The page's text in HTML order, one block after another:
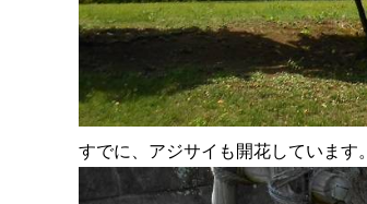
すでに、アジサイも開花しています。